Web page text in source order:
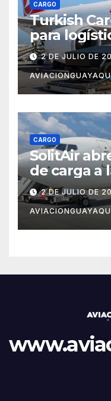
CARGO
Turkish
para
2 DE JULIO DE
CARGO
SolitAir
de carga a
2 DE JULIO DE